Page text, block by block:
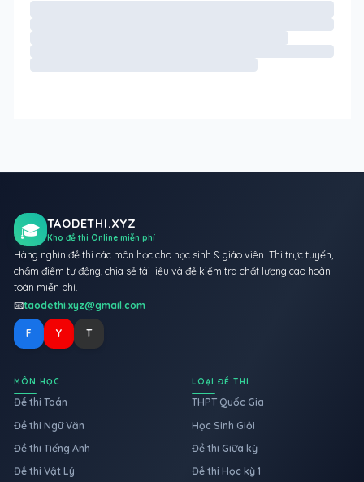
🎓 TAODETHI.XYZ
Kho đề thi Online miễn phí
Hàng nghìn đề thi các môn học cho học sinh & giáo viên. Thi trực tuyến,
chấm điểm tự động, chia sẻ tài liệu và đề kiểm tra chất lượng cao hoàn
toàn miễn phí.
📧taodethi.xyz@gmail.com
F Y T
MÔN HỌC
Đề thi Toán
Đề thi Ngữ Văn
Đề thi Tiếng Anh
Đề thi Vật Lý
LOẠI ĐỀ THI
THPT Quốc Gia
Học Sinh Giỏi
Đề thi Giữa kỳ
Đề thi Học kỳ 1